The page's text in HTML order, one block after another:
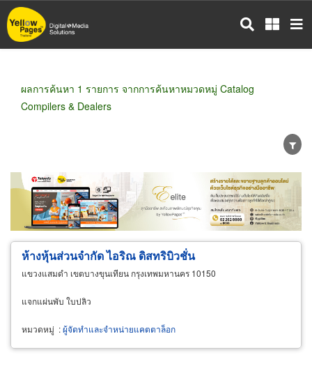
ข้าม
ไป
ผลการค้นหา 1 รายการ จากการค้นหาหมวดหมู่ Catalog
Compilers & Dealers
ขายส่ง ขายปลีก ผู้ผลิต
ตัวแทนจัดจำหน่าย
ผู้ส่งออก/นำเข้า
ธุรกิจบริการ
ห้างหุ้นส่วนจำกัด ไอริณ ดิสทริบิวชั่น
แขวงแสมดำ เขตบางขุนเทียน กรุงเทพมหานคร 10150
แจกแผ่นพับ ใบปลิว
หมวดหมู่ :ผู้จัดทำและจำหน่ายแคตตาล็อก